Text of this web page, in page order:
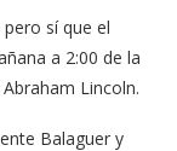
sí que el
a 2:00 de la
Lincoln.
Balaguer y